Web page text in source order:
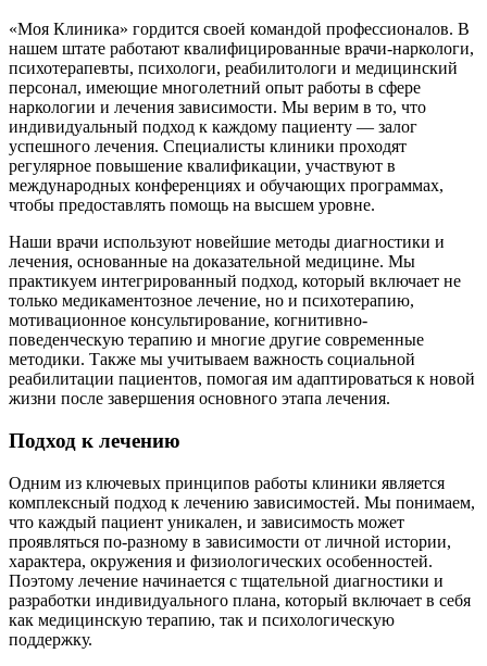
«Моя Клиника» гордится своей командой профессионалов. В
нашем штате работают квалифицированные врачи-наркологи,
психотерапевты, психологи, реабилитологи и медицинский
персонал, имеющие многолетний опыт работы в сфере
наркологии и лечения зависимости. Мы верим в то, что
индивидуальный подход к каждому пациенту — залог
успешного лечения. Специалисты клиники проходят
регулярное повышение квалификации, участвуют в
международных конференциях и обучающих программах,
чтобы предоставлять помощь на высшем уровне.
Наши врачи используют новейшие методы диагностики и
лечения, основанные на доказательной медицине. Мы
практикуем интегрированный подход, который включает не
только медикаментозное лечение, но и психотерапию,
мотивационное консультирование, когнитивно-
поведенческую терапию и многие другие современные
методики. Также мы учитываем важность социальной
реабилитации пациентов, помогая им адаптироваться к новой
жизни после завершения основного этапа лечения.
Подход к лечению
Одним из ключевых принципов работы клиники является
комплексный подход к лечению зависимостей. Мы понимаем,
что каждый пациент уникален, и зависимость может
проявляться по-разному в зависимости от личной истории,
характера, окружения и физиологических особенностей.
Поэтому лечение начинается с тщательной диагностики и
разработки индивидуального плана, который включает в себя
как медицинскую терапию, так и психологическую
поддержку.